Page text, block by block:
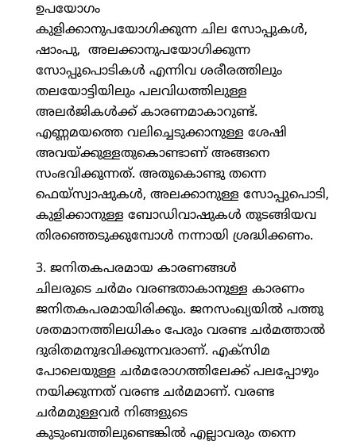
ഉപയോഗം
കുളിക്കാനുപയോഗിക്കുന്ന ചില സോപ്പുകള്‍,
ഷാംപു, അലക്കാനുപയോഗിക്കുന്ന
സോപ്പുപൊടികള്‍ എന്നിവ ശരീരത്തിലും
തലയോട്ടിയിലും പലവിധത്തിലുള്ള
അലര്‍ജികള്‍ക്ക് കാരണമാകാറുണ്ട്.
എണ്ണമയത്തെ വലിച്ചെടുക്കാനുള്ള ശേഷി
അവയ്ക്കുള്ളതുകൊണ്ടാണ് അങ്ങനെ
സംഭവിക്കുന്നത്. അതുകൊണ്ടു തന്നെ
ഫെയ്‌സ്വാഷുകള്‍, അലക്കാനുള്ള സോപ്പുപൊടി,
കുളിക്കാനുള്ള ബോഡിവാഷുകള്‍ തുടങ്ങിയവ
തിരഞ്ഞെടുക്കുമ്പോള്‍ നന്നായി ശ്രദ്ധിക്കണം.
3. ജനിതകപരമായ കാരണങ്ങള്‍
ചിലരുടെ ചര്‍മം വരണ്ടതാകാനുള്ള കാരണം
ജനിതകപരമായിരിക്കും. ജനസംഖ്യയില്‍ പത്തു
ശതമാനത്തിലധികം പേരും വരണ്ട ചര്‍മത്താല്‍
ദുരിതമനുഭവിക്കുന്നവരാണ്. എക്‌സിമ
പോലെയുള്ള ചര്‍മരോഗത്തിലേക്ക് പലപ്പോഴും
നയിക്കുന്നത് വരണ്ട ചര്‍മമാണ്. വരണ്ട
ചര്‍മമുള്ളവര്‍ നിങ്ങളുടെ
കുടുംബത്തിലുണ്ടെങ്കില്‍ എല്ലാവരും തന്നെ